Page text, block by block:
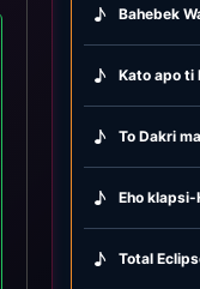
♪ Bahebek
♪ Kato apo ti
♪ To Dakri
♪ Eho
♪ Total